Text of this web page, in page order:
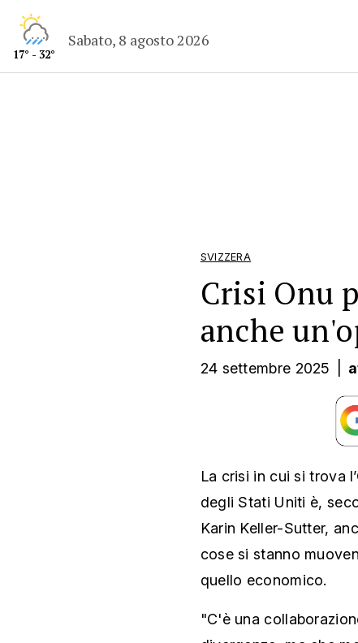
17° - 32°
Sabato, 8 agosto 2026
SVIZZERA
Crisi Onu
anche
24 settembre 2025
La crisi in cui si trova
degli Stati Uniti è,
Karin Keller-Sutter,
cose si stanno
quello economico.
"C'è una